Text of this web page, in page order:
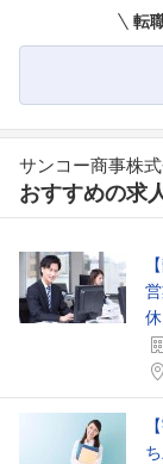
転
サンコー商事株
おすすめの求